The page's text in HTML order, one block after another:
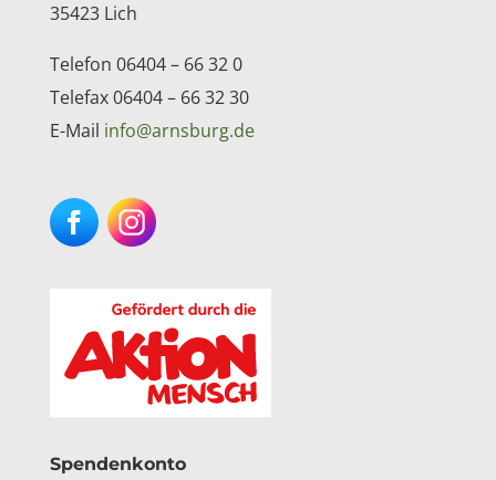
35423 Lich
Telefon 06404 – 66 32 0
Telefax 06404 – 66 32 30
E-Mail info@arnsburg.de
Spendenkonto